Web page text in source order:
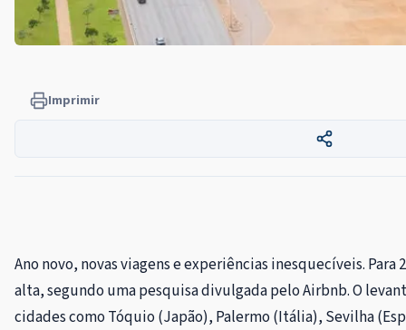
Imprimir
Ano novo, novas viagens e experiências inesquecíveis.
alta, segundo uma pesquisa divulgada pelo Airbnb. O
cidades como Tóquio (Japão), Palermo (Itália), Sevilha